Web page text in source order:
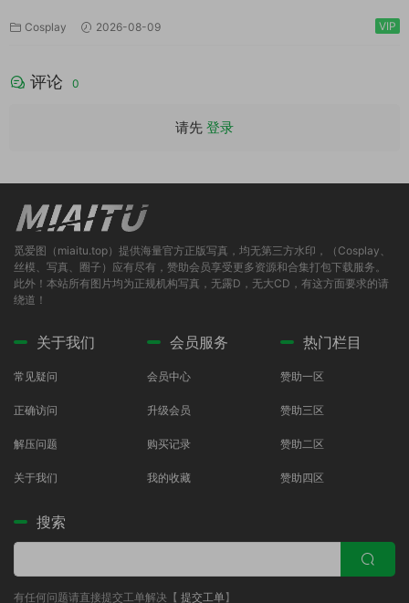
Cosplay 2026-08-09 VIP
评论 0
请先 登录
觅爱图（miaitu.top）提供海量官方正版写真，均无第三方水印，（Cosplay、
丝模、写真、圈子）应有尽有，赞助会员享受更多资源和合集打包下载服务。
此外！本站所有图片均为正规机构写真，无露D，无大CD，有这方面要求的请
绕道！
关于我们
常见疑问
正确访问
解压问题
关于我们
会员服务
会员中心
升级会员
购买记录
我的收藏
热门栏目
赞助一区
赞助三区
赞助二区
赞助四区
搜索
有任何问题请直接提交工单解决【 提交工单】